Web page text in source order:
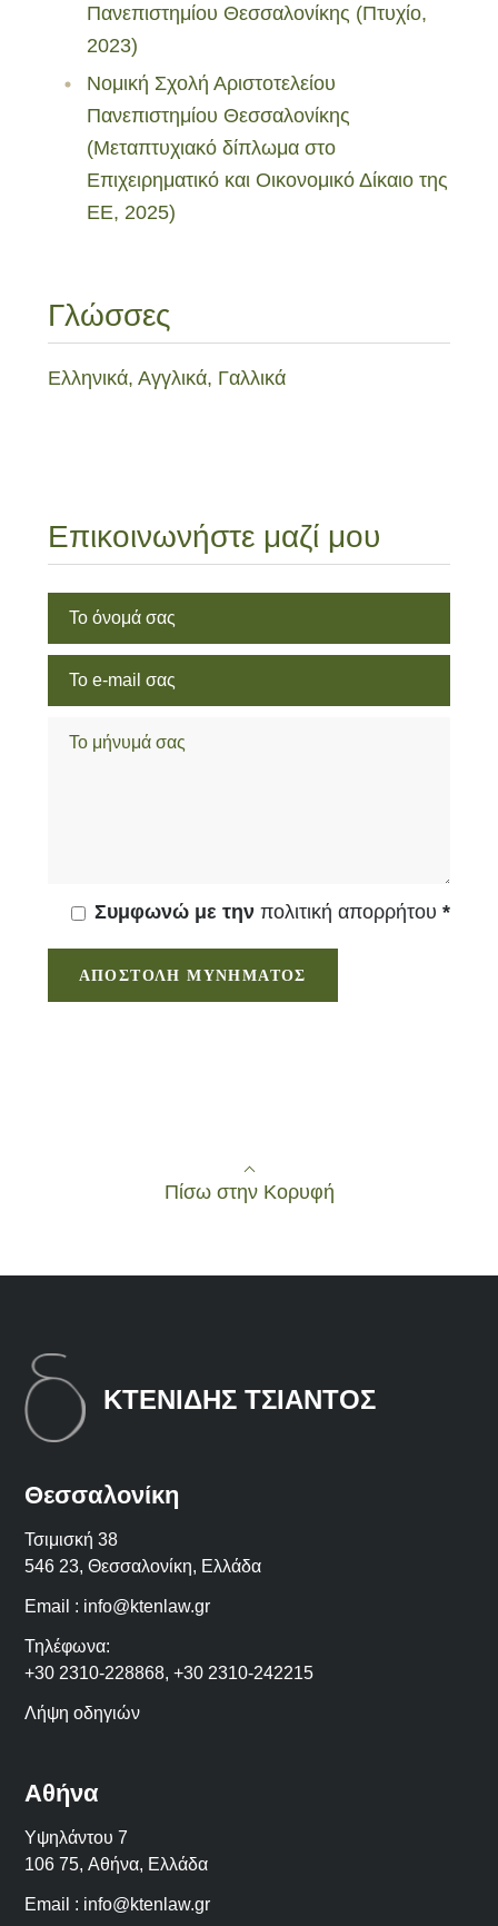
Πανεπιστημίου Θεσσαλονίκης (Πτυχίο,
2023)
Νομική Σχολή Αριστοτελείου
Πανεπιστημίου Θεσσαλονίκης
(Μεταπτυχιακό δίπλωμα στο
Επιχειρηματικό και Οικονομικό Δίκαιο της
ΕΕ, 2025)
Γλώσσες
Ελληνικά, Αγγλικά, Γαλλικά
Επικοινωνήστε μαζί μου
Συμφωνώ με την πολιτική απορρήτου *
Πίσω στην Κορυφή
ΚΤΕΝΙΔΗΣ ΤΣΙΑΝΤΟΣ
Θεσσαλονίκη
Τσιμισκή 38
546 23, Θεσσαλονίκη, Ελλάδα
Email : info@ktenlaw.gr
Τηλέφωνα:
+30 2310-228868,+30 2310-242215
Λήψη οδηγιών
Αθήνα
Υψηλάντου 7
106 75,Αθήνα, Ελλάδα
Email : info@ktenlaw.gr